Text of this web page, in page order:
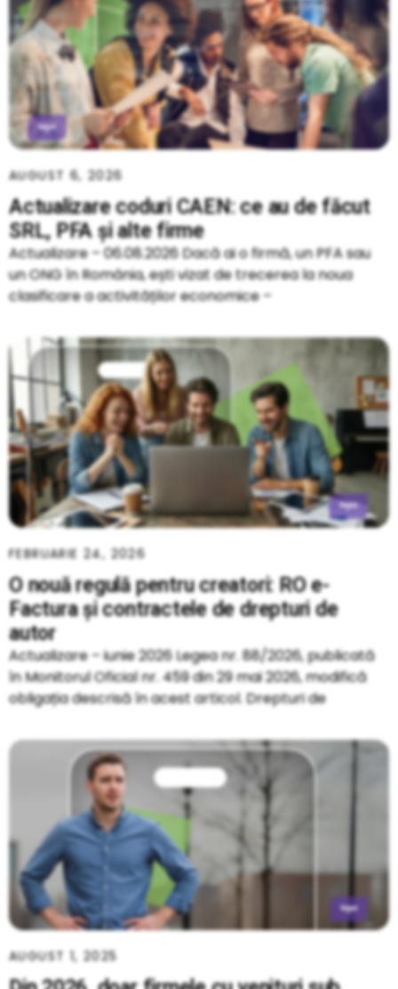
Actualizare coduri CAEN: ce au de făcut
SRL, PFA și alte firme
AUGUST 6, 2026
Actualizare – 06.08.2026 Dacă ai o firmă, un PFA sau
un ONG în România, ești vizat de trecerea la noua
clasificare a activităților economice –
O nouă regulă pentru creatori: RO e-
Factura și contractele de drepturi de
autor
FEBRUARIE 24, 2026
Actualizare – iunie 2026 Legea nr. 88/2026, publicată
în Monitorul Oficial nr. 459 din 29 mai 2026, modifică
obligația descrisă în acest articol. Drepturi de
AUGUST 1, 2025